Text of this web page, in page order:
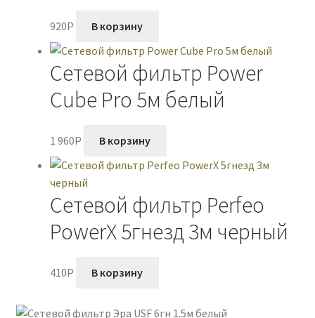
920P В корзину
Сетевой фильтр Power
Cube Pro 5м белый
1 960P В корзину
Сетевой фильтр Perfeo
PowerX 5гнезд 3м черный
410P В корзину